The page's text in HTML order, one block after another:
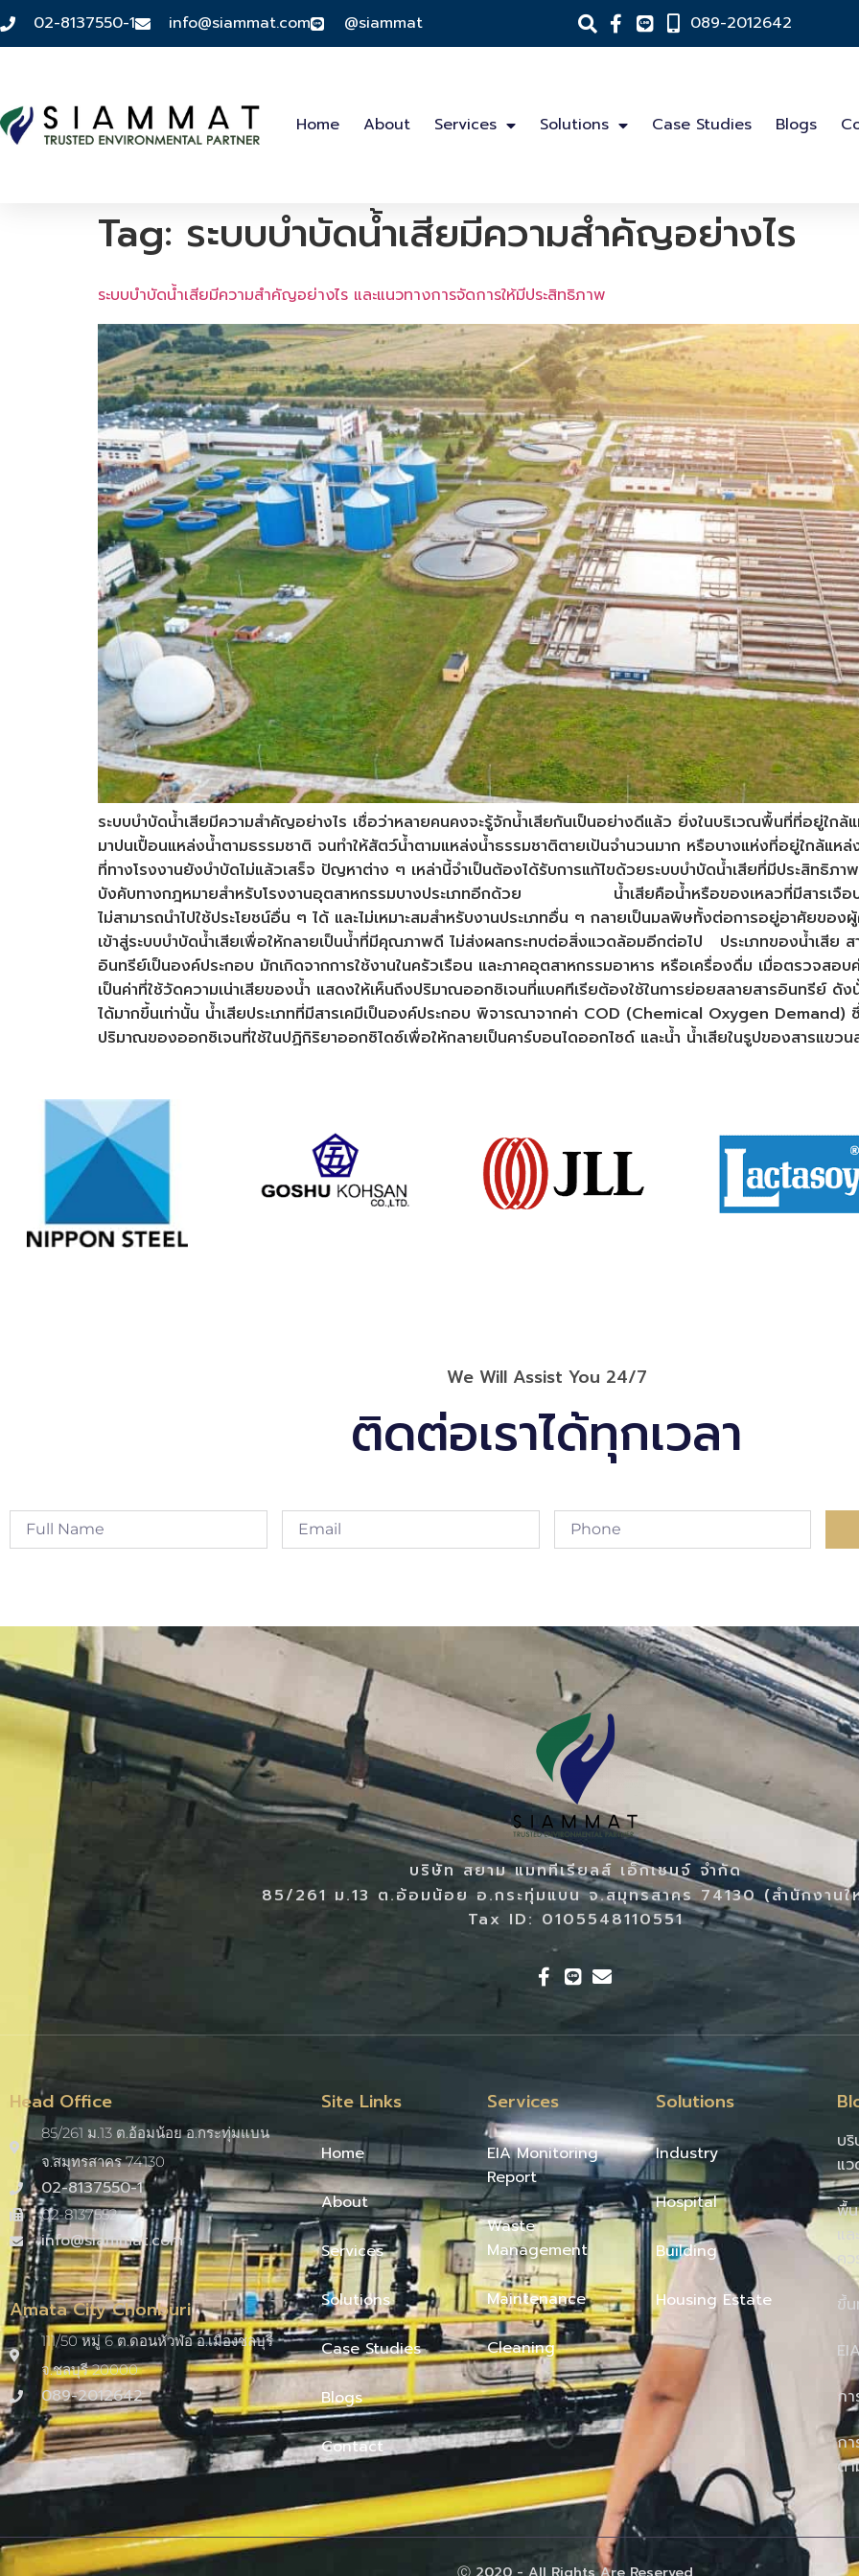
02-8137550-1 info@siammat.com @siammat 089-2012642
Home About Services Solutions Case Studies Blogs
Tag: ระบบบำบัดน้ำเสียมีความสำคัญอย่างไร
ระบบบำบัดน้ำเสียมีความสำคัญอย่างไร และแนวทางการจัดการให้มีประสิทธิภาพ
ระบบบำบัดน้ำเสียมีความสำคัญอย่างไร เชื่อว่าหลายคนคงจะรู้จักน้ำเสียกันเป็นอย่างดีแล้ว ยิ่งในบริเวณพื้นที่ที่อยู่ใ
มาปนเปื้อนแหล่งน้ำตามธรรมชาติ จนทำให้สัตว์น้ำตามแหล่งน้ำธรรมชาติตายเป้นจำนวนมาก หรือบางแห่งที่อยู่ใกล้แ
ที่ทางโรงงานยังบำบัดไม่แล้วเสร็จ ปัญหาต่าง ๆ เหล่านี้จำเป็นต้องได้รับการแก้ไขด้วยระบบบำบัดน้ำเสียที่มีประสิทธิ
บังคับทางกฎหมายสำหรับโรงงานอุตสาหกรรมบางประเภทอีกด้วย น้ำเสียคือน้ำหรือของเหลวที่มีสารเจือป
ไม่สามารถนำไปใช้ประโยชน์อื่น ๆ ได้ และไม่เหมาะสมสำหรับงานประเภทอื่น ๆ กลายเป็นมลพิษทั้งต่อการอยู่อาศัยข
เข้าสู่ระบบบำบัดน้ำเสียเพื่อให้กลายเป็นน้ำที่มีคุณภาพดี ไม่ส่งผลกระทบต่อสิ่งแวดล้อมอีกต่อไป ประเภทของน้ำเสีย
อินทรีย์เป็นองค์ประกอบ มักเกิดจากการใช้งานในครัวเรือน และภาคอุตสาหกรรมอาหาร หรือเครื่องดื่ม เมื่อตรวจ
เป็นค่าที่ใช้วัดความเน่าเสียของน้ำ แสดงให้เห็นถึงปริมาณออกซิเจนที่แบคทีเรียต้องใช้ในการย่อยสลายสารอินทรีย์
ได้มากขึ้นเท่านั้น น้ำเสียประเภทที่มีสารเคมีเป็นองค์ประกอบ พิจารณาจากค่า COD (Chemical Oxygen Demand)
ปริมาณของออกซิเจนที่ใช้ในปฏิกิริยาออกซิไดซ์เพื่อให้กลายเป็นคาร์บอนไดออกไซด์ และน้ำ น้ำเสียในรูปของสารแขว
We Will Assist You 24/7
ติดต่อเราได้ทุกเวลา
บริษัท สยาม แมททีเรียลส์ เอ็กเชนจ์ จำกัด
85/261 ม.13 ต.อ้อมน้อย อ.กระทุ่มแบน จ.สมุทรสาคร 74130 (สำนักงาน
Tax ID: 0105548110551
Head Office
85/261 ม.13 ต.อ้อมน้อย อ.กระทุ่มแบน
จ.สมุทรสาคร 74130
02-8137550-1
02-8137552
info@siammat.com
Amata City Chonburi
111/50 หมู่ 6 ต.ดอนหัวฬ่อ อ.เมืองชลบุรี
จ.ชลบุรี 20000​
089-2012642
Site Links
Home
About
Services
Solutions
Case Studies
Blogs
Contact
Services
EIA Monitoring
Report
Waste
Management
Maintenance
Cleaning
Solutions
Industry
Hospital
Building
Housing Estate
บ
แ
พื้
แ
คว
ขึ้
ก
กา
ต